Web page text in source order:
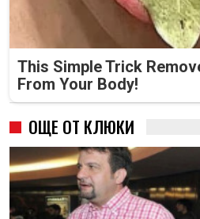
This Simple Trick
From Your Body!
ОЩЕ ОТ КЛЮКИ